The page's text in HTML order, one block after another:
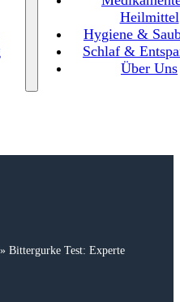
Heilmittel
Hygiene &
Schlaf &
Über Uns
» Bittergurke Test: Experte